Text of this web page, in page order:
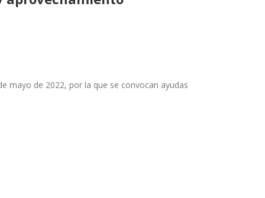
mayo de 2022, por la que se convocan ayudas